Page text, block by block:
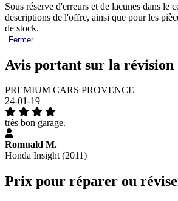
Sous réserve d'erreurs et de lacunes dans le
descriptions de l'offre, ainsi que pour les
de stock.
Fermer
Avis portant sur la révision
PREMIUM CARS PROVENCE
24-01-19
très bon garage.
Romuald M.
Honda Insight (2011)
Prix pour réparer ou